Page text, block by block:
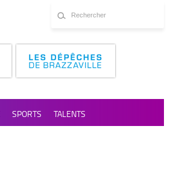
SPORTS TALENTS